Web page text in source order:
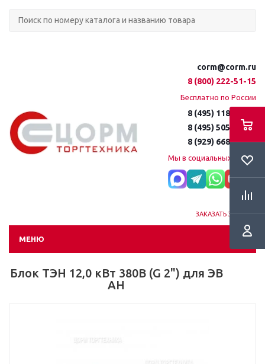
corm@corm.ru
8 (800) 222-51-15
Бесплатно по России
8 (495) 118-61-16
8 (495) 505-51-15
8 (929) 668-95-35
Мы в социальных сетях:
ЗАКАЗАТЬ ЗВОНОК
МЕНЮ
Блок ТЭН 12,0 кВт 380В (G 2") для ЭВ
АН